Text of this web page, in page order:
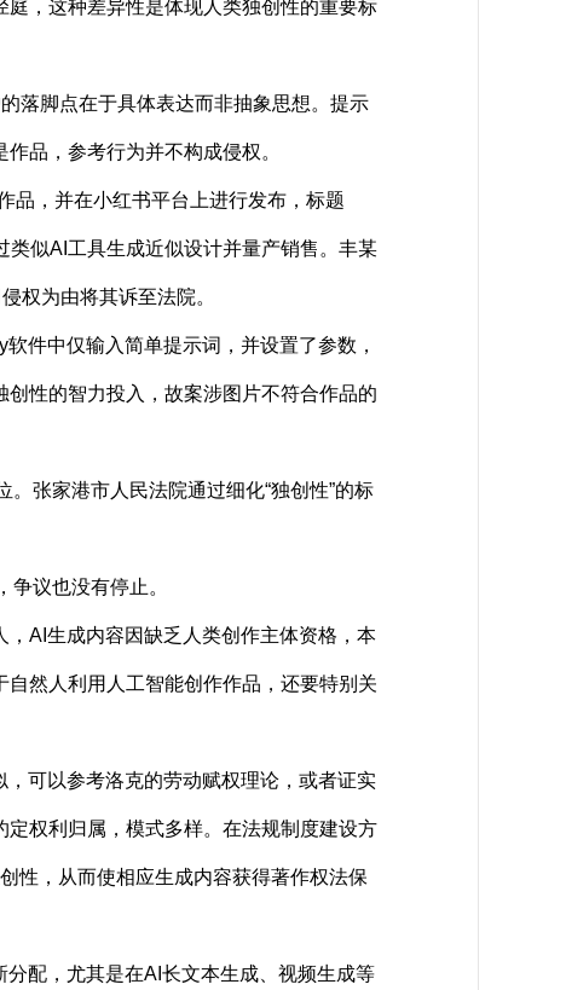
，这种差异性是体现人类独创性的重要标
落脚点在于具体表达而非抽象思想。提示
品，参考行为并不构成侵权。
，并在小红书平台上进行发布，标题
类似AI工具生成近似设计并量产销售。丰某
权为由将其诉至法院。
件中仅输入简单提示词，并设置了参数，
性的智力投入，故案涉图片不符合作品的
张家港市人民法院通过细化“独创性”的标
议也没有停止。
AI生成内容因缺乏人类创作主体资格，本
然人利用人工智能创作作品，还要特别关
可以参考洛克的劳动赋权理论，或者证实
权利归属，模式多样。在法规制度建设方
性，从而使相应生成内容获得著作权法保
配，尤其是在AI长文本生成、视频生成等